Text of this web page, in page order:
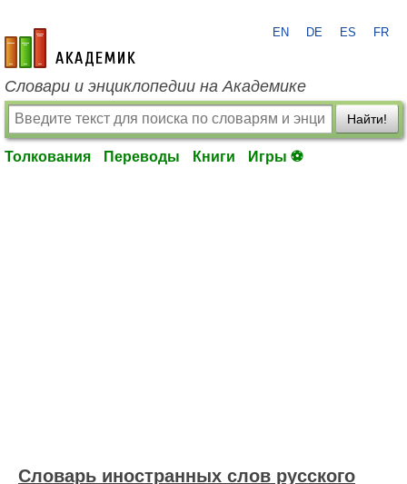
academic.ru
EN DE ES FR
Словари и энциклопедии на Академике
Найти!
Толкования Переводы Книги Игры ⚽
Словарь иностранных слов русского